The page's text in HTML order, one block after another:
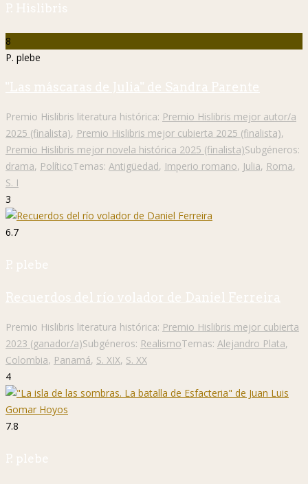
P. Hislibris
8
P. plebe
"Las máscaras de Julia" de Sandra Parente
Premio Hislibris literatura histórica: Premio Hislibris mejor autor/a
2025 (finalista), Premio Hislibris mejor cubierta 2025 (finalista),
Premio Hislibris mejor novela histórica 2025 (finalista)Subgéneros:
drama, PolíticoTemas: Antigüedad, Imperio romano, Julia, Roma,
S. I
3
6.7
P. plebe
Recuerdos del río volador de Daniel Ferreira
Premio Hislibris literatura histórica: Premio Hislibris mejor cubierta
2023 (ganador/a)Subgéneros: RealismoTemas: Alejandro Plata,
Colombia, Panamá, S. XIX, S. XX
4
7.8
P. plebe